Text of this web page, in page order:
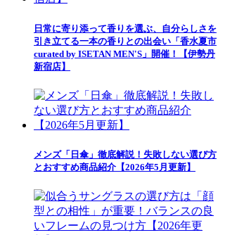
日常に寄り添って香りを選ぶ、自分らしさを
引き立てる一本の香りとの出会い「香水夏市
curated by ISETAN MEN'S」開催！【伊勢丹
新宿店】
メンズ「日傘」徹底解説！失敗しない選び方
とおすすめ商品紹介【2026年5月更新】